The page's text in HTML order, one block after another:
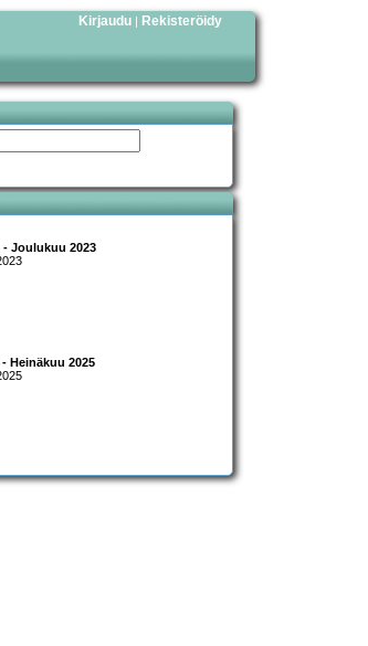
Kirjaudu | Rekisteröidy
- Joulukuu 2023
- Heinäkuu 2025